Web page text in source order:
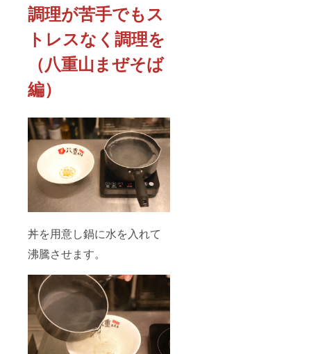
調理が苦手でもス
トレスなく調理を
（八重山まぜそば
編）
丼を用意し鍋に水を入れて
沸騰させます。